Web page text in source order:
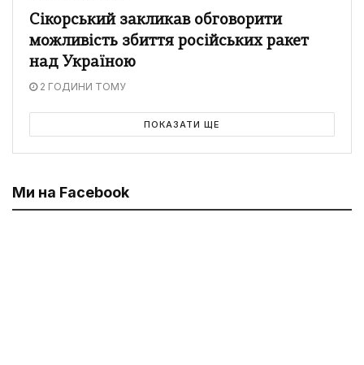
Сікорський закликав обговорити
можливість збиття російських ракет
над Україною
2 ГОДИНИ ТОМУ
ПОКАЗАТИ ЩЕ
Ми на Facebook